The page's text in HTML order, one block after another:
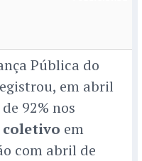
Pública do
em abril
92% nos
em
com abril de